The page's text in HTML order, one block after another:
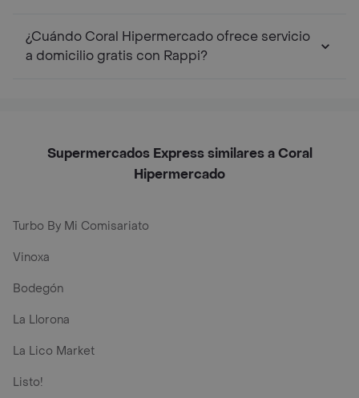
¿Cuándo Coral Hipermercado ofrece servicio
a domicilio gratis con Rappi?
Supermercados Express similares a Coral
Hipermercado
Turbo By Mi Comisariato
Vinoxa
Bodegón
La Llorona
La Lico Market
Listo!